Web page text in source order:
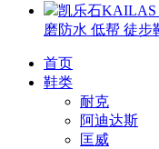
凯乐石KAILAS
磨防水 低帮 徒步
首页
鞋类
耐克
阿迪达斯
匡威